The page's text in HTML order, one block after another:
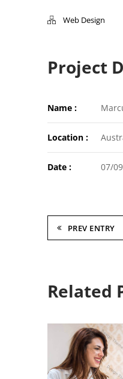
Web Design
Project
Name :
Location :
Date : 07/
PREV ENTRY
Related